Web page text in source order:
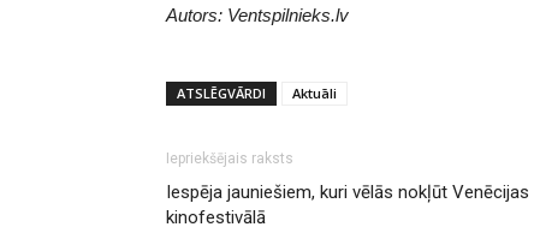
Autors: Ventspilnieks.lv
ATSLĒGVĀRDI Aktuāli
Iepriekšējais raksts
Iespēja jauniešiem, kuri vēlās nokļūt Venēcijas
kinofestivālā